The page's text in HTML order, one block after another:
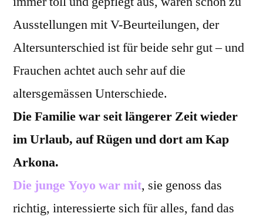
Ausstellungen mit V-Beurteilungen, der
Altersunterschied ist für beide sehr gut – und
Frauchen achtet auch sehr auf die
altersgemässen Unterschiede.
Die Familie war seit längerer Zeit wieder
im Urlaub, auf Rügen und dort am Kap
Arkona.
Die junge Yoyo war mit, sie genoss das
richtig, interessierte sich für alles, fand das